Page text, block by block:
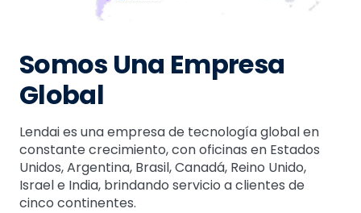
Somos Una Empresa
Global
Lendai es una empresa de tecnología global en
constante crecimiento, con oficinas en Estados
Unidos, Argentina, Brasil, Canadá, Reino Unido,
Israel e India, brindando servicio a clientes de
cinco continentes.